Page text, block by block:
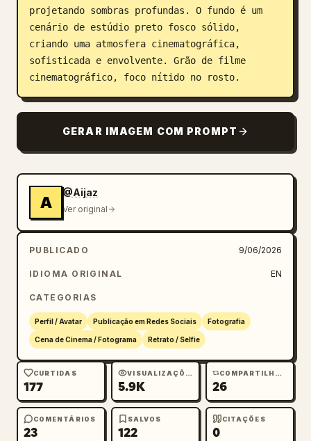
projetando sombras profundas. O fundo é um
cenário de estúdio preto fosco sólido,
criando uma atmosfera cinematográfica,
sofisticada e envolvente. Grão de filme
cinematográfico, foco nítido no rosto.
GERAR IMAGEM COM PROMPT
A
@Aijaz
Ver original
PUBLICADO 9/06/2026
IDIOMA ORIGINAL EN
CATEGORIAS
Perfil / Avatar Publicação em Redes Sociais Fotografia
Cena de Cinema / Fotograma Retrato / Selfie
CURTIDAS
177
VISUALIZAÇÕES
5.9K
COMPARTILHAMENTOS
26
COMENTÁRIOS
23
SALVOS
122
CITAÇÕES
0